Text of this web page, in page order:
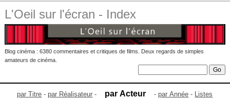
L'Oeil sur l'écran - Index
Blog cinéma : 6380 commentaires et critiques de films. Deux regards de simples
amateurs de cinéma.
par Titre -par Réalisateur - par Acteur -par Année - Listes